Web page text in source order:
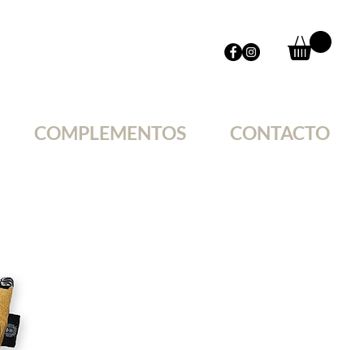
COMPLEMENTOS CONTACTO